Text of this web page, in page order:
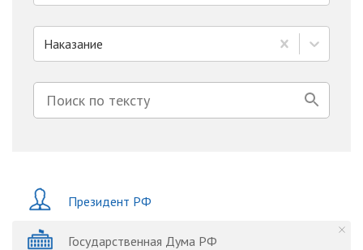
Наказание
Президент РФ
Государственная Дума РФ